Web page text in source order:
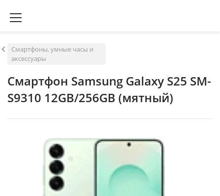
Смартфоны, умные часы и
аксессуары
Смартфон Samsung Galaxy S25 SM-
S9310 12GB/256GB (мятный)